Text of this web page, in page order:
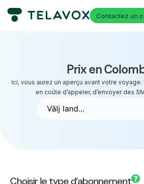
Contactez un
Prix en
Ici, vous aurez un aperçu avant votre
en coûte d’appeler, d’envoyer des
Choisir le type d’abonnement